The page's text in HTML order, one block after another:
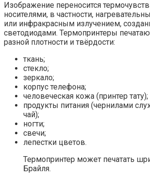
Изображение переносится
носителями, в частности,
или инфракрасным излучением,
светодиодами. Термопринтеры
разной плотности и твёрдости:
ткань;
стекло;
зеркало;
корпус телефона;
человеческая кожа (принтер тату);
продукты питания (чернилами
чай);
ногти;
свечи;
лепестки цветов.
Термопринтер может печатать
Брайля.